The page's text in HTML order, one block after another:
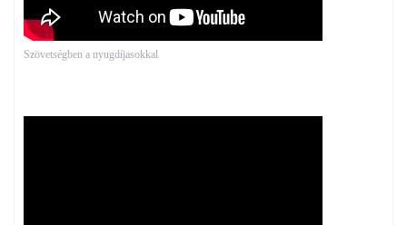
Szövetségben a nyugdíjasokkal